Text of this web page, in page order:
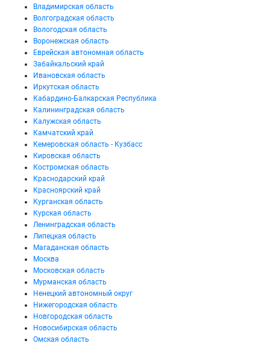
Владимирская область
Волгоградская область
Вологодская область
Воронежская область
Еврейская автономная область
Забайкальский край
Ивановская область
Иркутская область
Кабардино-Балкарская Республика
Калининградская область
Калужская область
Камчатский край
Кемеровская область - Кузбасс
Кировская область
Костромская область
Краснодарский край
Красноярский край
Курганская область
Курская область
Ленинградская область
Липецкая область
Магаданская область
Москва
Московская область
Мурманская область
Ненецкий автономный округ
Нижегородская область
Новгородская область
Новосибирская область
Омская область